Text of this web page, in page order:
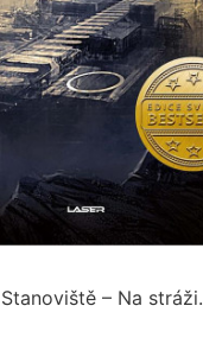
Stanoviště – Na stráži.